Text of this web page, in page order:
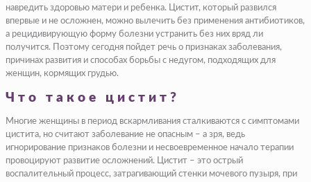
навредить здоровью матери и ребенка. Цистит, который развился
впервые и не осложнен, можно вылечить без применения антибиотиков,
а рецидивирующую форму болезни устранить без них вряд ли
получится. Поэтому сегодня пойдет речь о признаках заболевания,
причинах развития и способах борьбы с недугом, подходящих для
женщин, кормящих грудью.
Что такое цистит?
Многие женщины в период вскармливания сталкиваются с симптомами
цистита, но считают заболевание не опасным – а зря, ведь
игнорирование признаков болезни и несвоевременное начало терапии
провоцируют развитие осложнений. Цистит – это острый
воспалительный процесс, затрагивающий стенки мочевого пузыря, при